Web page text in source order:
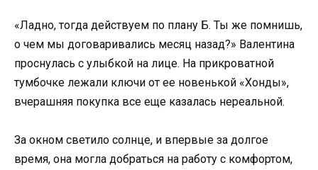
«Ладно, тогда действуем по плану Б. Ты же помнишь,
о чем мы договаривались месяц назад?» Валентина
проснулась с улыбкой на лице. На прикроватной
тумбочке лежали ключи от ее новенькой «Хонды»,
вчерашняя покупка все еще казалась нереальной.
За окном светило солнце, и впервые за долгое
время, она могла добраться на работу с комфортом,